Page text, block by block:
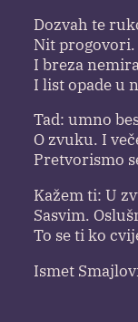
Dozvah te
Nit progovori.
I breza
I list opade u
Tad: umno
O zvuku. I
Pretvorismo
Kažem ti: U
Sasvim.
To se ti ko
Ismet